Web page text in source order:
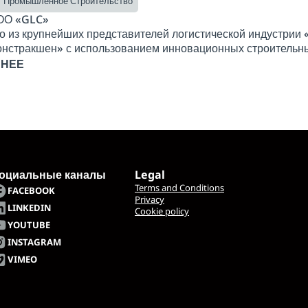
«GLC»
из крупнейших представителей логистической
с использованием инновационных
каналы
FACEBOOK
LINKEDIN
YOUTUBE
INSTAGRAM
VIMEO
Legal
Terms and Conditions
Privacy
Cookie policy